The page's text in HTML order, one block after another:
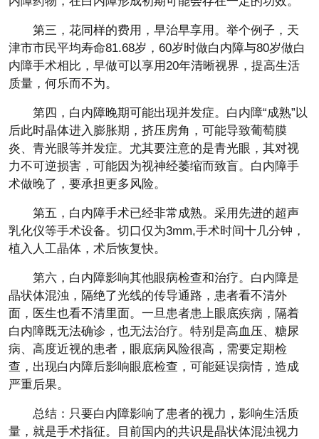
第三，花同样的费用，早治早享用。举个例子，天
津市市民平均寿命81.68岁，60岁时做白内障与80岁做白
内障手术相比，早做可以享用20年清晰视界，提高生活
质量，何乐而不为。
第四，白内障晚期可能出现并发症。白内障“成熟”以
后此时晶体进入膨胀期，挤压房角，可能导致葡萄膜
炎、青光眼等并发症。尤其要注意的是青光眼，其对视
力不可逆损害，可能因为视神经萎缩而致盲。白内障手
术做晚了，要承担更多风险。
第五，白内障手术已经非常成熟。采用先进的超声
乳化仪等手术设备。切口仅为3mm,手术时间十几分钟，
植入人工晶体，术后恢复快。
第六，白内障影响其他眼病检查和治疗。白内障是
晶状体混浊，隔绝了光线的传导通路，患者看不清外
面，医生也看不清里面。一旦患者患上眼底疾病，隔着
白内障既无法确诊，也无法治疗。特别是高血压、糖尿
病、高度近视的患者，眼底病风险很高，需要定期检
查，出现白内障后影响眼底检查，可能延误病情，造成
严重后果。
总结：只要白内障影响了患者的视力，影响生活质
量，就是手术指征。目前国内的共识是晶状体混浊视力